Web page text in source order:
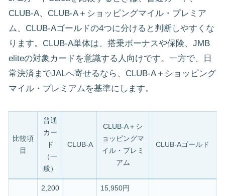
CLUB-A、CLUB-A＋ショッピングマイル・プレミア
ム、CLUB-Aゴールドの4つに分けると判断しやすくな
ります。CLUB-A単体は、搭乗ボーナスや保険、JMB
eliteの対象カードを意識する人向けです。一方で、日
常決済までJALへ寄せるなら、CLUB-A＋ショッピング
マイル・プレミアムを基準にします。
比較項
目
普通
カー
ド
（一
般）
CLUB-A
CLUB-A＋シ
ョッピングマ
イル・プレミ
アム
CLUB-Aゴールド
2,200
15,950円